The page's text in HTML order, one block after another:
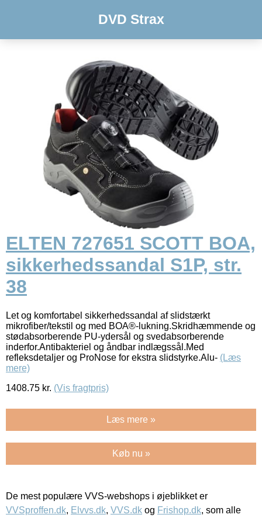
DVD Strax
ELTEN 727651 SCOTT BOA,
sikkerhedssandal S1P, str.
38
Let og komfortabel sikkerhedssandal af slidstærkt
mikrofiber/tekstil og med BOA®-lukning.Skridhæmmende og
stødabsorberende PU-ydersål og svedabsorberende
inderfor.Antibakteriel og åndbar indlægssål.Med
refleksdetaljer og ProNose for ekstra slidstyrke.Alu- (Læs
mere)
1408.75 kr. (Vis fragtpris)
Læs mere »
Køb nu »
De mest populære VVS-webshops i øjeblikket er
VVSproffen.dk, Elvvs.dk, VVS.dk og Frishop.dk, som alle